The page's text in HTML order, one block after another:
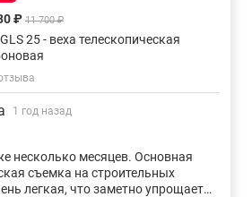
₽ 11 700 ₽
25 - веха телескопическая
1 год назад
несколько месяцев. Основная
съемка на строительных
легкая, что заметно упрощает